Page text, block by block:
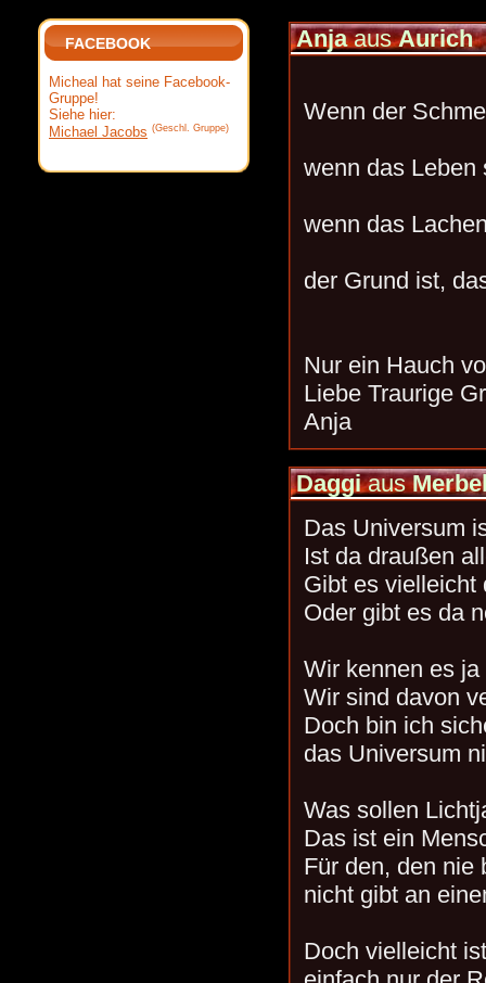
AnjaausAurich
Wenn der
wenn das Leben
wenn das
der Grund ist,
Nur ein Hauch
Liebe Traurige
Anja
Daggiaus
Das Universum
Ist da draußen
Gibt es vielleicht
Oder gibt es da
Wir kennen es
Wir sind davon
Doch bin ich
das Universum
Was sollen
Das ist ein
Für den, den nie
nicht gibt an
Doch vielleicht
FACEBOOK
Micheal hat seine Facebook-
Gruppe!
Siehe hier:
Michael Jacobs (Geschl. Gruppe)